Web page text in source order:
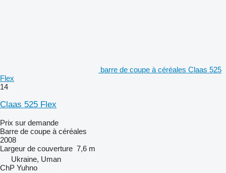
barre de coupe à céréales Claas 525
Flex
14
Claas 525 Flex
Prix sur demande
Barre de coupe à céréales
2008
Largeur de couverture 7,6 m
Ukraine, Uman
ChP Yuhno